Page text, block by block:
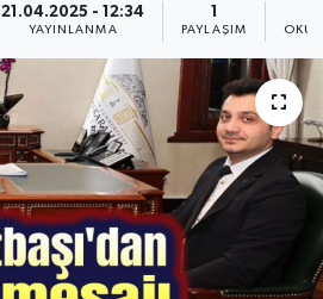
21.04.2025 - 12:34
YAYINLANMA PAYLAŞIM